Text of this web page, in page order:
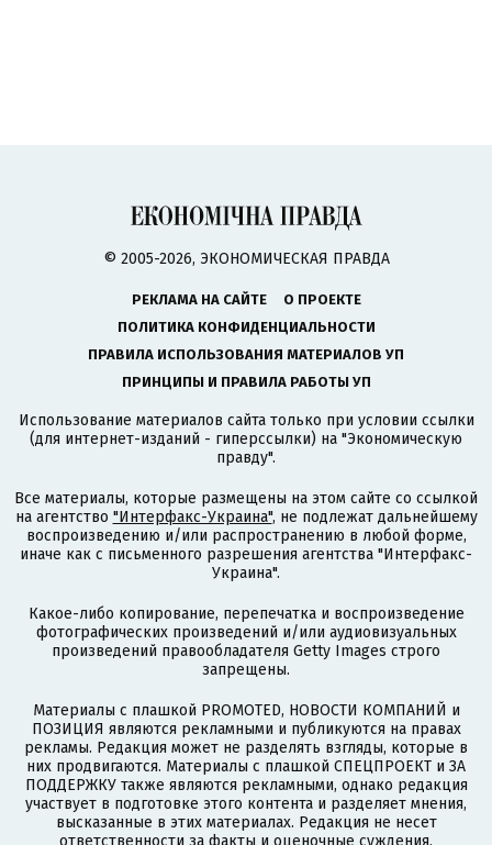
© 2005-2026, ЭКОНОМИЧЕСКАЯ ПРАВДА
РЕКЛАМА НА САЙТЕ
О ПРОЕКТЕ
ПОЛИТИКА КОНФИДЕНЦИАЛЬНОСТИ
ПРАВИЛА ИСПОЛЬЗОВАНИЯ МАТЕРИАЛОВ УП
ПРИНЦИПЫ И ПРАВИЛА РАБОТЫ УП
Использование материалов сайта только при условии ссылки
(для интернет-изданий - гиперссылки) на "Экономическую
правду".
Все материалы, которые размещены на этом сайте со ссылкой
на агентство "Интерфакс-Украина", не подлежат дальнейшему
воспроизведению и/или распространению в любой форме,
иначе как с письменного разрешения агентства "Интерфакс-
Украина".
Какое-либо копирование, перепечатка и воспроизведение
фотографических произведений и/или аудиовизуальных
произведений правообладателя Getty Images строго
запрещены.
Материалы с плашкой PROMOTED, НОВОСТИ КОМПАНИЙ и
ПОЗИЦИЯ являются рекламными и публикуются на правах
рекламы. Редакция может не разделять взгляды, которые в
них продвигаются. Материалы с плашкой СПЕЦПРОЕКТ и ЗА
ПОДДЕРЖКУ также являются рекламными, однако редакция
участвует в подготовке этого контента и разделяет мнения,
высказанные в этих материалах. Редакция не несет